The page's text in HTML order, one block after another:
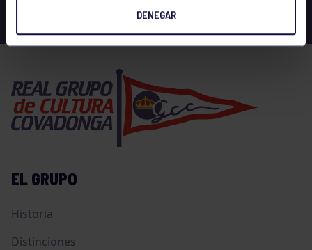
DENEGAR
EL GRUPO
Historia
Distinciones